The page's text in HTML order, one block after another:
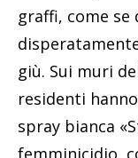
graffi, come se
giù. Sui muri
residenti
spray bianca
femminicidio,